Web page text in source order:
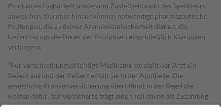
Produktverfügbarkeit sowie vom Zustellzeitpunkt des Spediteurs
abweichen. Darüber hinaus können notwendige pharmazeutische
Prüfungen, die zu deiner Arzneimittelsicherheit dienen, die
Lieferfrist um die Dauer der Prüfungen einschließlich Klärungen
verlängern.
4Für verschreibungspflichtige Medikamente stellt der Arzt ein
Rezept aus und der Patient erhält sie in der Apotheke. Die
gesetzliche Krankenversicherung übernimmt in der Regel die
Kosten dafür, der Versicherte trägt einen Teil davon als Zuzahlung
mit.